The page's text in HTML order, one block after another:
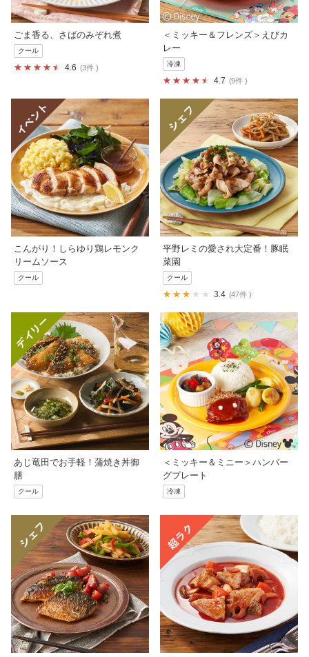
ごま香る、さばのみぞれ煮
クール
4.6 3件
＜ミッキー＆フレンズ＞えびカ
レー
冷凍
4.7 9件
こんがり！しらゆり鶏レモンク
リームソース
クール
平野レミの愛され大定番！豚眠
菜園
クール
3.4 47件
あじ竜田でお手軽！蒲焼き丼御
膳
クール
＜ミッキー＆ミニー＞ハンバー
グプレート
冷凍